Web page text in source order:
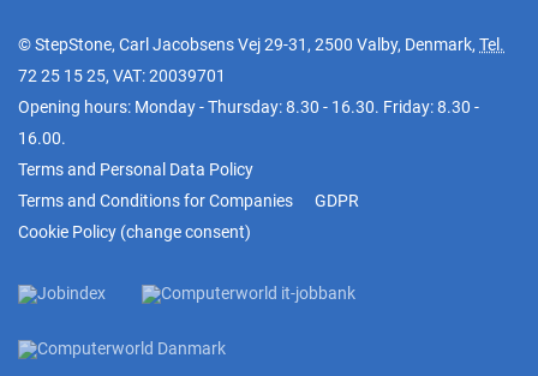
© StepStone, Carl Jacobsens Vej 29-31, 2500 Valby, Denmark, Tel.
72 25 15 25, VAT: 20039701
Opening hours: Monday - Thursday: 8.30 - 16.30. Friday: 8.30 -
16.00.
Terms and Personal Data Policy
Terms and Conditions for Companies
GDPR
Cookie Policy (change consent)